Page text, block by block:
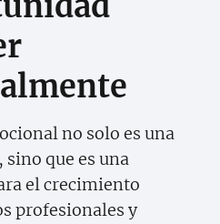
no solo es una
que es una
el crecimiento
profesionales y